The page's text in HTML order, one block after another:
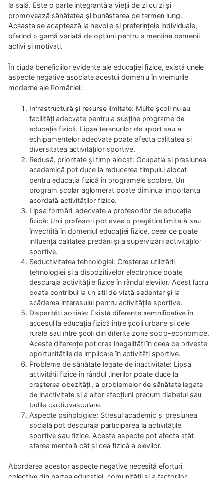
la sală. Este o parte integrantă a vieții de zi cu zi și
promovează sănătatea și bunăstarea pe termen lung.
Aceasta se adaptează la nevoile și preferințele individuale,
oferind o gamă variată de opțiuni pentru a menține oamenii
activi și motivați.
În ciuda beneficiilor evidente ale educației fizice, există unele
aspecte negative asociate acestui domeniu în vremurile
moderne ale României:
Infrastructură și resurse limitate: Multe școli nu au
facilități adecvate pentru a susține programe de
educație fizică. Lipsa terenurilor de sport sau a
echipamentelor adecvate poate afecta calitatea și
diversitatea activităților sportive.
Redusă, prioritate și timp alocat: Ocupația și presiunea
academică pot duce la reducerea timpului alocat
pentru educația fizică în programele școlare. Un
program școlar aglomerat poate diminua importanța
acordată activităților fizice.
Lipsa formării adecvate a profesorilor de educație
fizică: Unii profesori pot avea o pregătire limitată sau
învechită în domeniul educației fizice, ceea ce poate
influența calitatea predării și a supervizării activităților
sportive.
Seductivitatea tehnologiei: Creșterea utilizării
tehnologiei și a dispozitivelor electronice poate
descuraja activitățile fizice în rândul elevilor. Acest lucru
poate contribui la un stil de viață sedentar și la
scăderea interesului pentru activitățile sportive.
Disparități sociale: Există diferențe semnificative în
accesul la educația fizică între școli urbane și cele
rurale sau între școli din diferite zone socio-economice.
Aceste diferențe pot crea inegalități în ceea ce privește
oportunitățile de implicare în activități sportive.
Probleme de sănătate legate de inactivitate: Lipsa
activității fizice în rândul tinerilor poate duce la
creșterea obezității, a problemelor de sănătate legate
de inactivitate și a altor afecțiuni precum diabetul sau
bolile cardiovasculare.
Aspecte psihologice: Stresul academic și presiunea
socială pot descuraja participarea la activitățile
sportive sau fizice. Aceste aspecte pot afecta atât
starea mentală cât și cea fizică a elevilor.
Abordarea acestor aspecte negative necesită eforturi